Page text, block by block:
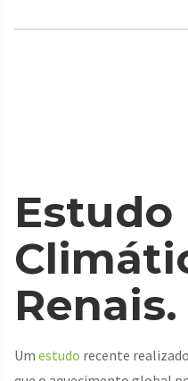
Estudo
Renais.
Um estudo recente